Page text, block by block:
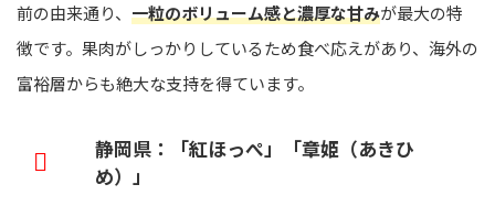
前の由来通り、 一粒のボリューム感と濃厚な甘みが最大の特
徴です。果肉がしっかりしているため食べ応えがあり、海外の
富裕層からも絶大な支持を得ています。
静岡県：「紅ほっぺ」「章姫（あきひ
め）」